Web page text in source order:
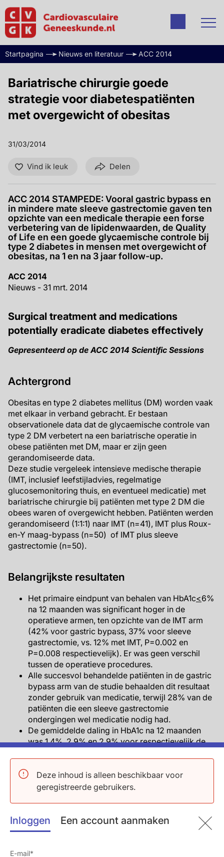
Deze inhoud is alleen beschikbaar voor
geregistreerde gebruikers.
Inloggen Een account aanmaken
Startpagina Nieuws en literatuur ACC 2014
Bariatrische chirurgie goede
strategie voor diabetespatiënten
met overgewicht of obesitas
31/03/2014
Vind ik leuk Delen
ACC 2014 STAMPEDE: Vooral gastric bypass en
in mindere mate sleeve gastrectomie gaven ten
opzichte van een medicale therapie een forse
verbetering van de lipidenwaarden, de Quality
of Life en een goede glycaemische controle bij
type 2 diabetes in mensen met overgewicht of
obesitas, na 1 en na 3 jaar follow-up.
ACC 2014
Nieuws - 31 mrt. 2014
Surgical treatment and medications
potentially eradicate diabetes effectively
Gepresenteerd op de ACC 2014 Scientific Sessions
Achtergrond
Obesitas en type 2 diabetes mellitus (DM) worden vaak
met elkaar in verband gebracht. Er bestaan
observationele data dat de glycaemische controle van
type 2 DM verbetert na een bariatrische operatie in
obese patiënten met DM, maar er zijn geen
gerandomiseerde data.
Deze studie vergeleek intensieve medische therapie
(IMT, inclusief leefstijladvies, regelmatige
glucosemonitoring thuis, en eventueel medicatie) met
bariatrische chirurgie bij patiënten met type 2 DM die
obees waren of overgewicht hebben. Patiënten werden
gerandomiseerd (1:1:1) naar IMT (n=41), IMT plus Roux-
en-Y maag-bypass (n=50) of IMT plus sleeve
gastrectomie (n=50).
Belangrijkste resultaten
Het primaire eindpunt van behalen van HbA1c<6%
na 12 maanden was significant hoger in de
operatieve armen, ten opzichte van de IMT arm
(42% voor gastric bypass, 37% voor sleeve
gastrectomie, vs. 12% met IMT, P=0.002 en
P=0.008 respectievelijk). Er was geen verschil
tussen de operatieve procedures.
Alle succesvol behandelde patiënten in de gastric
bypass arm van de studie behaalden dit resultaat
zonder gebruik van medicatie, terwijl 28% van de
patiënten die een sleeve gastrectomie
ondergingen wel medicatie nodig had.
De gemiddelde daling in HbA1c na 12 maanden
was 1.4%, 2.9% en 2.9% voor respectievelijk de
Gewichtsverlies was respectievelijk 5.4, 29.4 en
25.1 kg.
triglyceriden, high-sensitivity C-reactive protein
en het aantal antihypertensieve en
maanden.